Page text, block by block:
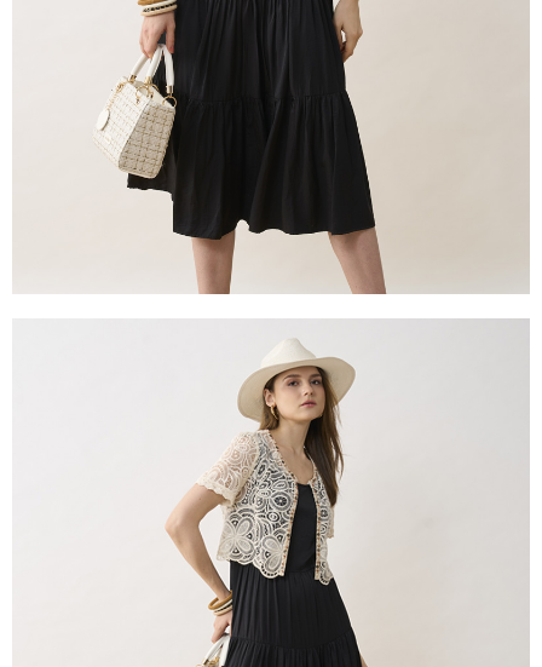
１．透過由恩沛科技股份有限公司提供之「AFTEE先享後付」服務完成之交
易，需依本服務之必要範圍內提供個人資料，並將交易相關給付款項請求債
權轉讓予恩沛科技股份有限公司。
２．關於個人資料處理事宜，請瀏覽以下網址：
https://aftee.tw/terms/#terms3
３．未成年的使用者請事先徵得法定代理人或監護人之同意方可使用
「AFTEE先享後付」，若未經同意申辦者引起之損失，本公司不負相關責
４．使用「AFTEE先享後付」時，將依據個別帳號之用戶狀況，依本公司即
時審查核予不同之上限額度；若仍有額度不足之情形，本公司將視審查結果
５．嚴禁一人註冊多個帳號或使用他人資訊註冊。若發現惡意使用之情形，